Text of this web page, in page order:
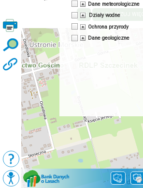
Podkłady
Dane meteorologiczne
Działy wodne
Ochrona przyrody
Dane geologiczne